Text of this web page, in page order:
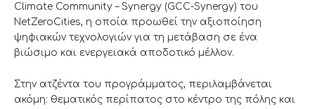
Climate Community – Synergy (GCC-Synergy) του
NetZeroCities, η οποία προωθεί την αξιοποίηση
ψηφιακών τεχνολογιών για τη μετάβαση σε ένα
βιώσιμο και ενεργειακά αποδοτικό μέλλον.
Στην ατζέντα του προγράμματος, περιλαμβάνεται
ακόμη: θεματικός περίπατος στο κέντρο της πόλης και